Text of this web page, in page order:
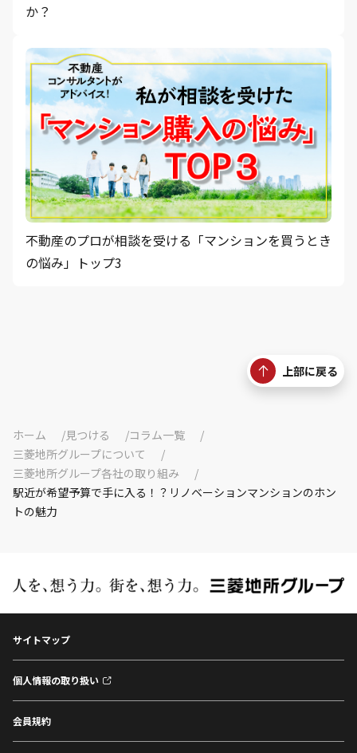
か？
不動産のプロが相談を受ける「マンションを買うとき
の悩み」トップ3
上部に戻る
ホーム 見つける
コラム一覧
三菱地所グループについて
三菱地所グループ各社の取り組み
駅近が希望予算で手に入る！？リノベーションマンションのホン
トの魅力
サイトマップ
個人情報の取り扱い
会員規約